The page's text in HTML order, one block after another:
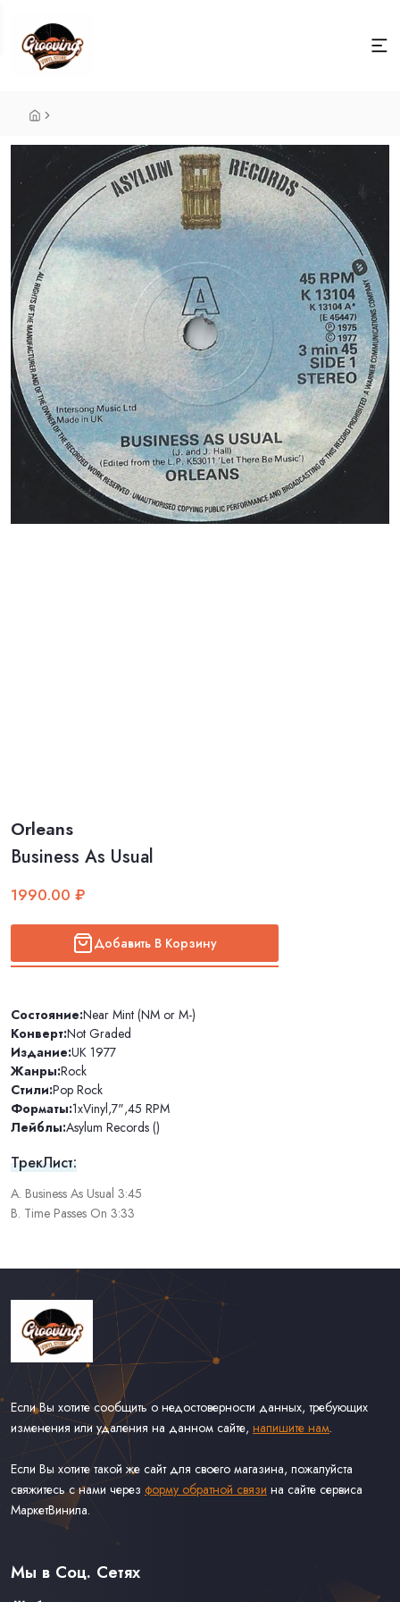
Orleans
Business As Usual
1990.00 ₽
Добавить В Корзину
Состояние:Near Mint (NM or M-)
Конверт:Not Graded
Издание:UK 1977
Жанры:Rock
Стили:Pop Rock
Форматы:1xVinyl,7",45 RPM
Лейблы:Asylum Records ()
ТрекЛист:
A. Business As Usual 3:45
B. Time Passes On 3:33
Если Вы хотите сообщить о недостоверности данных, требующих
изменения или удаления на данном сайте, напишите нам.
Если Вы хотите такой же сайт для своего магазина, пожалуйста
свяжитесь с нами через форму обратной связи на сайте сервиса
МаркетВинила.
Связаться С Нами
Оферта
Мы в Соц. Сетях